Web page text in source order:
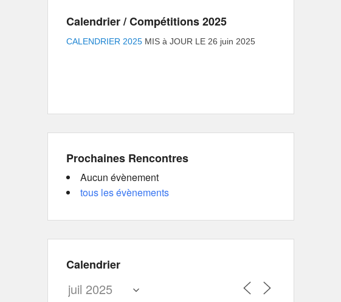
Calendrier / Compétitions 2025
CALENDRIER 2025 MIS à JOUR LE 26 juin 2025
Prochaines Rencontres
Aucun évènement
tous les évènements
Calendrier